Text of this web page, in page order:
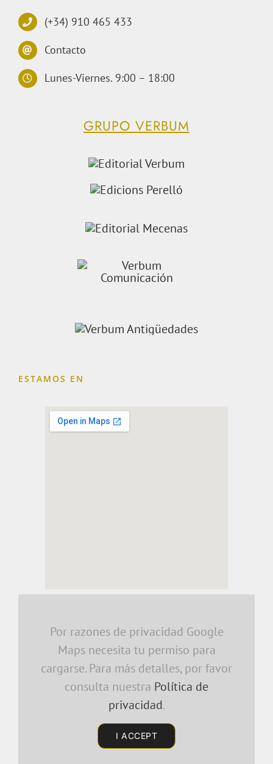
(+34) 910 465 433
Contacto
Lunes-Viernes. 9:00 – 18:00
GRUPO VERBUM
ESTAMOS EN
embedding a google map
Por razones de privacidad Google
Maps necesita tu permiso para
cargarse. Para más detalles, por favor
consulta nuestra Política de
privacidad.
I ACCEPT